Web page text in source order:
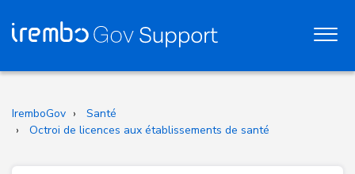
IremboGov
Santé
Octroi de licences aux établissements de santé